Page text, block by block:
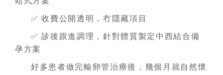
✅ 收費公開透明，冇隱藏項目
✅ 診後跟進調理，針對體質製定中西結合備
孕方案
好多患者做完輸卵管治療後，幾個月就自然懷